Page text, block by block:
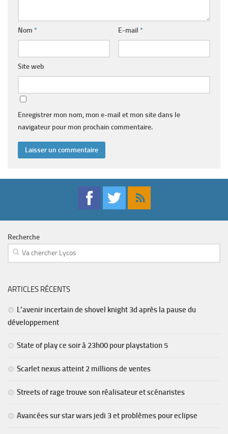
Nom * E-mail *
Site web
Enregistrer mon nom, mon e-mail et mon site dans le
navigateur pour mon prochain commentaire.
Recherche
ARTICLES RÉCENTS
L’avenir incertain de shovel knight 3d après la pause du
développement
State of play ce soir à 23h00 pour playstation 5
Scarlet nexus atteint 2 millions de ventes
Streets of rage trouve son réalisateur et scénaristes
Avancées sur star wars jedi 3 et problèmes pour eclipse